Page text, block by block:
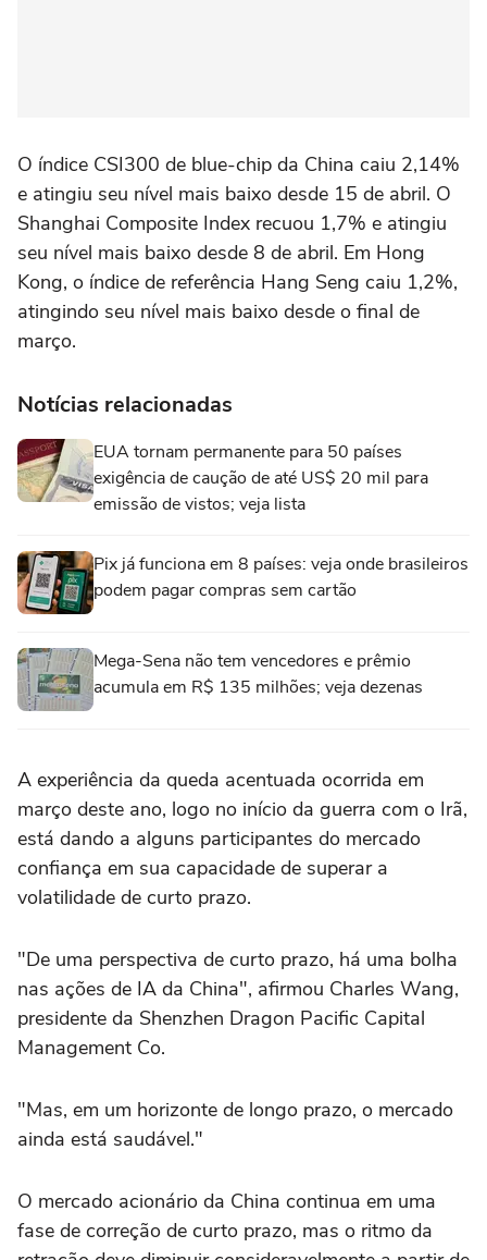
O índice CSI300 de blue-chip da China caiu 2,14%
e atingiu seu nível mais baixo ⁠desde 15 de abril. O
Shanghai Composite Index recuou 1,7% e atingiu
seu nível ‌mais baixo desde 8 de abril. Em Hong
Kong, o índice de referência Hang Seng caiu 1,2%,
atingindo seu nível mais baixo ‌desde o final de
março.
Notícias relacionadas
EUA tornam permanente para 50 países
exigência de caução de até US$ 20 mil para
emissão de vistos; veja lista
Pix já funciona em 8 países: veja onde brasileiros
podem pagar compras sem cartão
Mega-Sena não tem vencedores e prêmio
acumula em R$ 135 milhões; veja dezenas
A experiência da ‌queda acentuada ocorrida em
março deste ano, logo no ⁠início da guerra com o Irã,
está dando a alguns participantes do mercado
confiança em sua capacidade de superar a
volatilidade de curto prazo.
"De uma perspectiva de curto prazo, há uma bolha
nas ações de IA da China", afirmou Charles Wang,
presidente da Shenzhen Dragon ‌Pacific Capital
Management Co.
"Mas, em um horizonte de longo prazo, o ‌mercado
ainda está saudável."
O ⁠mercado acionário da ⁠China continua em uma
fase de correção de curto prazo, mas o ritmo ⁠da